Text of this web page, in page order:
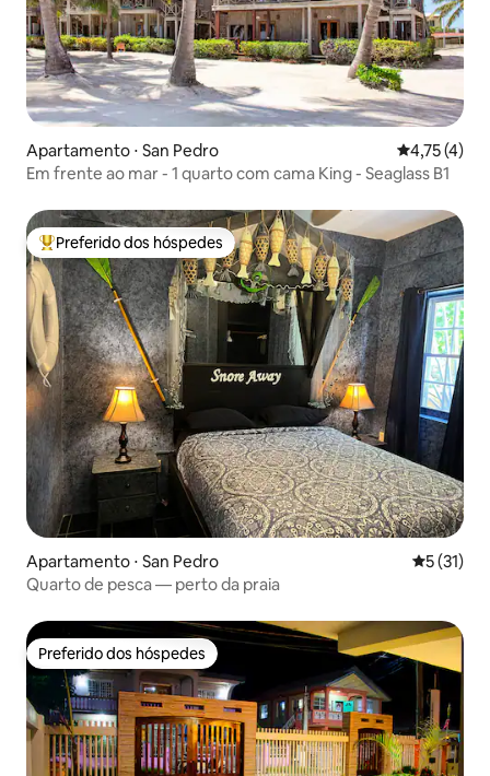
Apartamento ⋅ San Pedro 4,75 de
4,75 (4)
Em frente ao mar - 1 quarto com cama King - Seaglass B1
Entre os melhores preferidos dos hóspedes
Preferido dos hóspedes
Apartamento ⋅ San Pedro 5 de uma
5 (31)
Quarto de pesca — perto da praia
Preferido dos hóspedes
Preferido dos hóspedes